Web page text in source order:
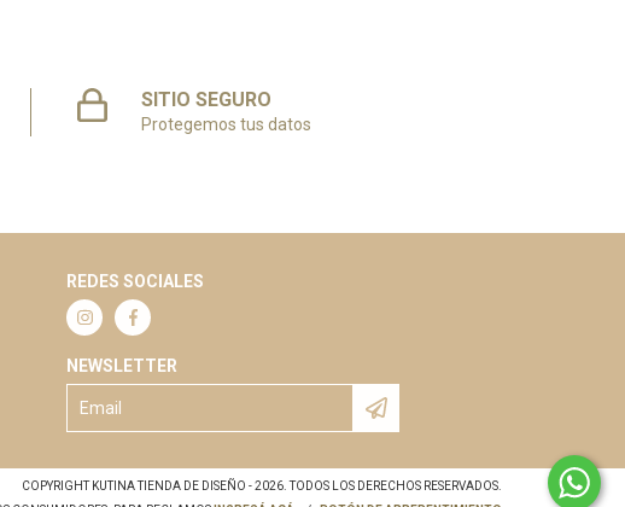
SITIO SEGURO
Protegemos tus datos
REDES SOCIALES
NEWSLETTER
COPYRIGHT KUTINA TIENDA DE DISEÑO - 2026. TODOS LOS DERECHOS RESERVADOS.